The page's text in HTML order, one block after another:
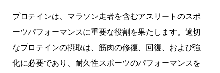
プロテインは、マラソン走者を含むアスリートのスポ
ーツパフォーマンスに重要な役割を果たします。適切
なプロテインの摂取は、筋肉の修復、回復、および強
化に必要であり、耐久性スポーツのパフォーマンスを